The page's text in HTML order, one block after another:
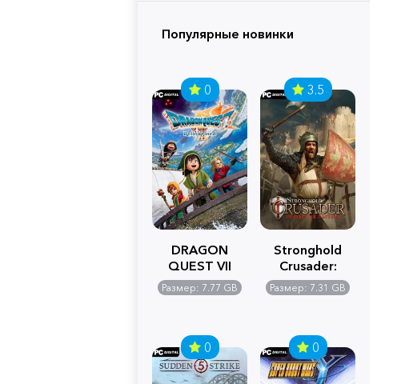
Популярные новинки
0
DRAGON
QUEST VII
Reimagined
Размер: 7.77 GB
3.5
Stronghold
Crusader:
Definitive
Edition
Размер: 7.31 GB
0 0